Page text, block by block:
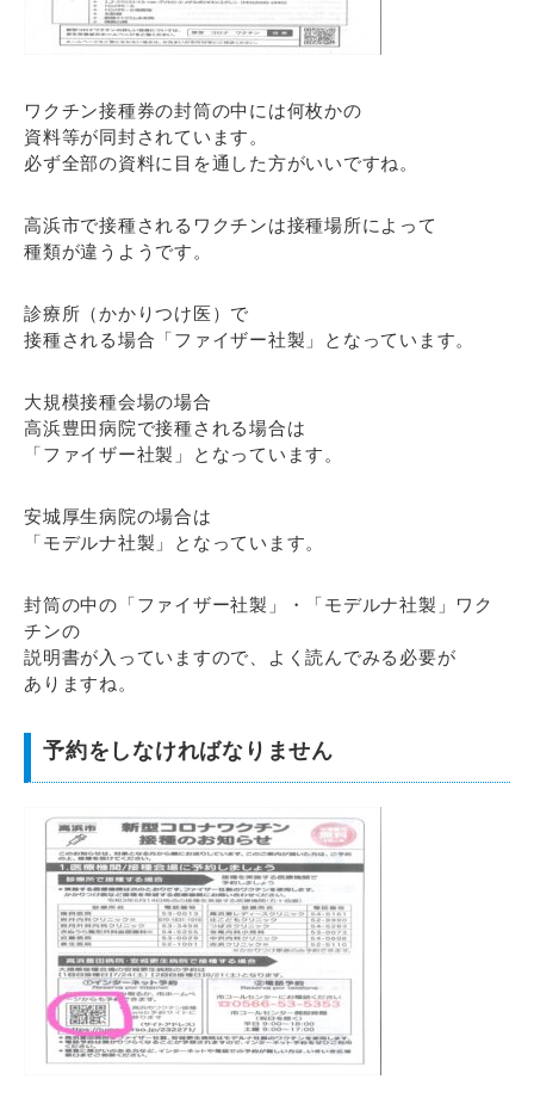
ワクチン接種券の封筒の中には何枚かの
資料等が同封されています。
必ず全部の資料に目を通した方がいいですね。
高浜市で接種されるワクチンは接種場所によって
種類が違うようです。
診療所（かかりつけ医）で
接種される場合「ファイザー社製」となっています。
大規模接種会場の場合
高浜豊田病院で接種される場合は
「ファイザー社製」となっています。
安城厚生病院の場合は
「モデルナ社製」となっています。
封筒の中の「ファイザー社製」・「モデルナ社製」ワク
チンの
説明書が入っていますので、よく読んでみる必要が
ありますね。
予約をしなければなりません